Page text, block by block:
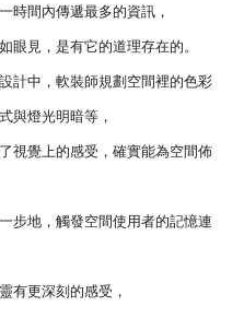
時間內傳遞最多的資訊，
眼見，是有它的道理存在的。
計中，軟裝師規劃空間裡的色彩
與燈光明暗等，
視覺上的感受，確實能為空間佈
步地，觸發空間使用者的記憶連
有更深刻的感受，